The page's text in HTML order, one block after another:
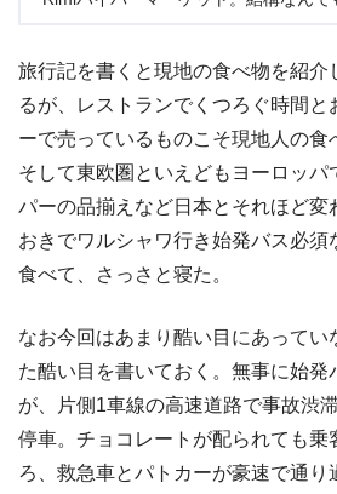
旅行記を書くと現地の食べ物を紹介
るが、レストランでくつろぐ時間
ーで売っているものこそ現地人の食
そして東欧圏といえどもヨーロッパ
パーの品揃えなど日本とそれほど変
おきでワルシャワ行き始発バス必須
食べて、さっさと寝た。
なお今回はあまり酷い目にあってい
た酷い目を書いておく。無事に始発
が、片側1車線の高速道路で事故渋
停車。チョコレートが配られても乗
ろ、救急車とパトカーが豪速で通り